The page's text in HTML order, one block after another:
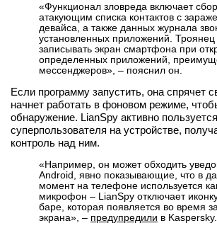
«Функционал зловреда включает
атакующим списка контактов с
девайса, а также данных журнала
установленных приложений. Троянец
записывать экран смартфона при
определенных приложений,
мессенджеров», – пояснил он.
Если программу запустить, она спрячет
начнет работать в фоновом режиме,
обнаружение. LianSpy активно
суперпользователя на устройстве,
контроль над ним.
«Например, он может обходить
Android, явно показывающие, что в
момент на телефоне используется
микрофон – LianSpy отключает
баре, которая появляется во время
экрана», – предупредили в Kaspersky.